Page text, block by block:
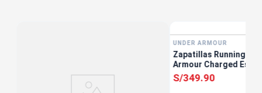
UNDER ARMOUR
Zapatillas Running
Armour Charged
S/349.90